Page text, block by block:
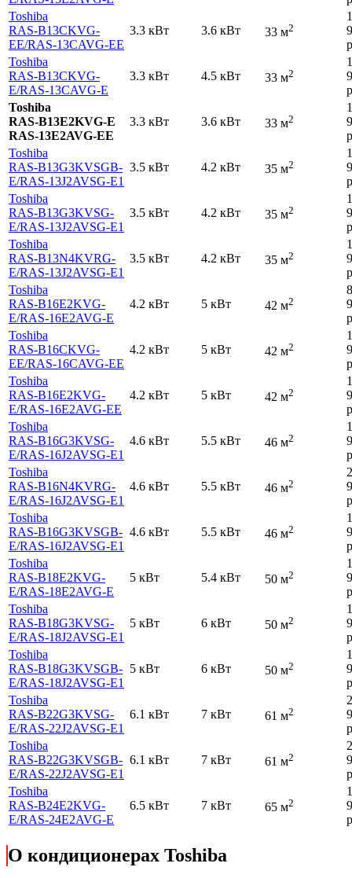
Toshiba
RAS-B13CKVG-
EE/RAS-13CAVG-EE
3.3 кВт 3.6 кВт 33 м2
Toshiba
RAS-B13CKVG-
E/RAS-13CAVG-E
3.3 кВт 4.5 кВт 33 м2
Toshiba
RAS-B13E2KVG-E
RAS-13E2AVG-EE
3.3 кВт 3.6 кВт 33 м2
Toshiba
RAS-B13G3KVSGB-
E/RAS-13J2AVSG-E1
3.5 кВт 4.2 кВт 35 м2
Toshiba
RAS-B13G3KVSG-
E/RAS-13J2AVSG-E1
3.5 кВт 4.2 кВт 35 м2
Toshiba
RAS-B13N4KVRG-
E/RAS-13J2AVSG-E1
3.5 кВт 4.2 кВт 35 м2
Toshiba
RAS-B16E2KVG-
E/RAS-16E2AVG-E
4.2 кВт 5 кВт 42 м2
Toshiba
RAS-B16CKVG-
EE/RAS-16CAVG-EE
4.2 кВт 5 кВт 42 м2
Toshiba
RAS-B16E2KVG-
E/RAS-16E2AVG-EE
4.2 кВт 5 кВт 42 м2
Toshiba
RAS-B16G3KVSG-
E/RAS-16J2AVSG-E1
4.6 кВт 5.5 кВт 46 м2
Toshiba
RAS-B16N4KVRG-
E/RAS-16J2AVSG-E1
4.6 кВт 5.5 кВт 46 м2
Toshiba
RAS-B16G3KVSGB-
E/RAS-16J2AVSG-E1
4.6 кВт 5.5 кВт 46 м2
Toshiba
RAS-B18E2KVG-
E/RAS-18E2AVG-E
5 кВт 5.4 кВт 50 м2
Toshiba
RAS-B18G3KVSG-
E/RAS-18J2AVSG-E1
5 кВт 6 кВт 50 м2
Toshiba
RAS-B18G3KVSGB-
E/RAS-18J2AVSG-E1
5 кВт 6 кВт 50 м2
Toshiba
RAS-B22G3KVSG-
E/RAS-22J2AVSG-E1
6.1 кВт 7 кВт 61 м2
Toshiba
RAS-B22G3KVSGB-
E/RAS-22J2AVSG-E1
6.1 кВт 7 кВт 61 м2
Toshiba
RAS-B24E2KVG-
E/RAS-24E2AVG-E
6.5 кВт 7 кВт 65 м2
О кондиционерах Toshiba